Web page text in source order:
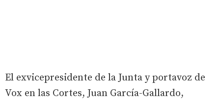
El exvicepresidente de la Junta y portavoz de
Vox en las Cortes, Juan García-Gallardo,